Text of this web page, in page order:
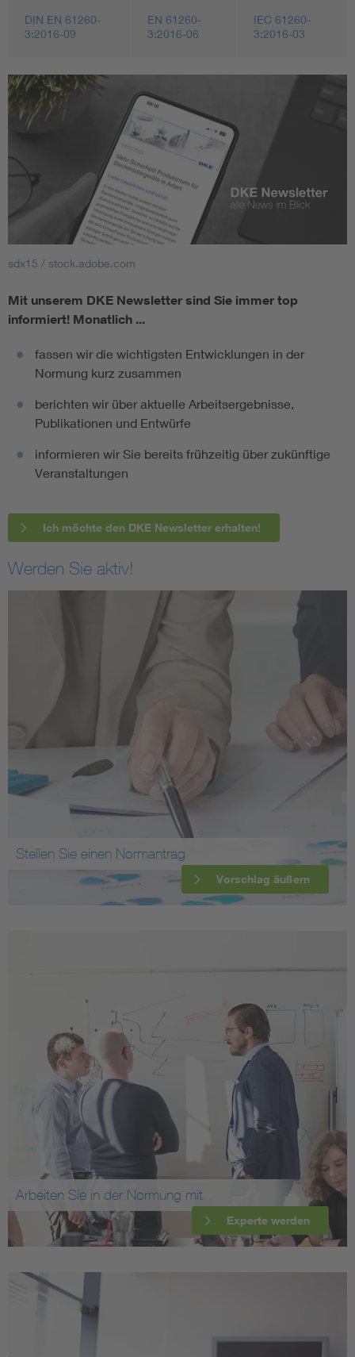
DIN EN 61260-
3:2016-09
EN 61260-
3:2016-06
IEC 61260-
3:2016-03
sdx15 / stock.adobe.com
Mit unserem DKE Newsletter sind Sie immer top
informiert! Monatlich ...
fassen wir die wichtigsten Entwicklungen in der
Normung kurz zusammen
berichten wir über aktuelle Arbeitsergebnisse,
Publikationen und Entwürfe
informieren wir Sie bereits frühzeitig über zukünftige
Veranstaltungen
Ich möchte den DKE Newsletter erhalten!
Werden Sie aktiv!
Stellen Sie einen Normantrag
Vorschlag äußern
Arbeiten Sie in der Normung mit
Experte werden